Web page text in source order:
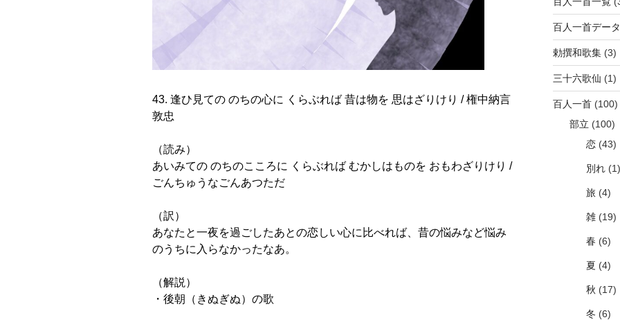
43. 逢ひ見ての のちの心に くらぶれば 昔は物を 思はざりけり / 権中納言
敦忠
（読み）
あいみての のちのこころに くらぶれば むかしはものを おもわざりけり /
ごんちゅうなごんあつただ
（訳）
あなたと一夜を過ごしたあとの恋しい心に比べれば、昔の悩みなど悩み
のうちに入らなかったなあ。
（解説）
・後朝（きぬぎぬ）の歌
百人一首データ
勅撰和歌集(3)
三十六歌仙 (1)
百人一首(100)
部立 (100)
恋(43)
別れ(1)
旅 (4)
雑(19)
春 (6)
夏 (4)
秋 (17)
冬 (6)